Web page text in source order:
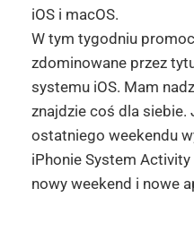
iOS i macOS.
W tym tygodniu
zdominowane przez
systemu iOS. Mam
znajdzie coś dla siebie.
ostatniego weekendu
iPhonie System
nowy weekend i nowe